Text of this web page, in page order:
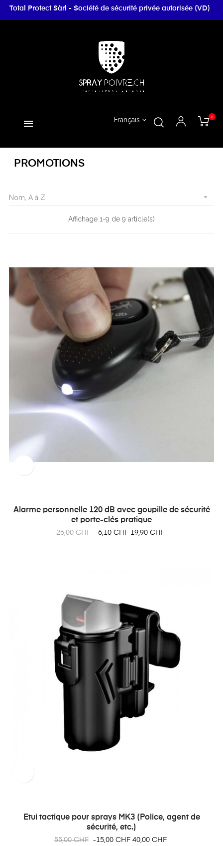
Total Protect Sàrl - Société de sécurité privée autorisée (VD)
0
Français
PROMOTIONS
Nom, A à Z 
Affichage 1-9 de 9 article(s)
Alarme personnelle 120 dB avec goupille de sécurité
et porte-clés pratique
Prix
26,00 CHF -6,10 CHF Prix
19,90 CHF
Etui tactique pour sprays MK3 (Police, agent de
sécurité, etc.)
Prix
55,00 CHF -15,00 CHF Prix
40,00 CHF